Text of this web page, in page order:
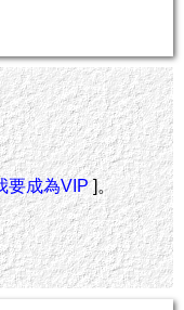
要成為VIP]。